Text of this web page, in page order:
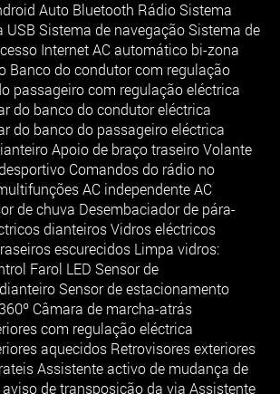
Auto Bluetooth Rádio Sistema
USB Sistema de navegação Sistema de
Internet AC automático bi-zona
Banco do condutor com regulação
passageiro com regulação eléctrica
do banco do condutor eléctrica
do banco do passageiro eléctrica
Apoio de braço traseiro Volante
Comandos do rádio no
AC independente AC
de chuva Desembaciador de pára-
dianteiros Vidros eléctricos
escurecidos Limpa vidros:
Farol LED Sensor de
Sensor de estacionamento
Câmara de marcha-atrás
com regulação eléctrica
aquecidos Retrovisores exteriores
Assistente activo de mudança de
de transposição da via Assistente